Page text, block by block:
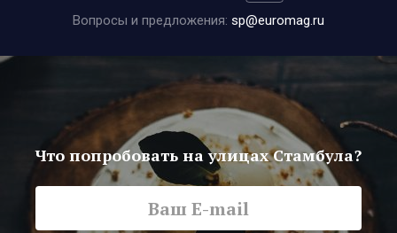
Вопросы и предложения: sp@euromag.ru
Что попробовать на улицах Стамбула?